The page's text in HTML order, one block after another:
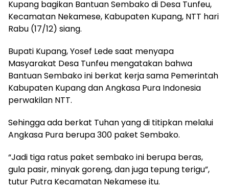
Kupang bagikan Bantuan Sembako di Desa Tunfeu,
Kecamatan Nekamese, Kabupaten Kupang, NTT hari
Rabu (17/12) siang.
Bupati Kupang, Yosef Lede saat menyapa
Masyarakat Desa Tunfeu mengatakan bahwa
Bantuan Sembako ini berkat kerja sama Pemerintah
Kabupaten Kupang dan Angkasa Pura Indonesia
perwakilan NTT.
Sehingga ada berkat Tuhan yang di titipkan melalui
Angkasa Pura berupa 300 paket Sembako.
“Jadi tiga ratus paket sembako ini berupa beras,
gula pasir, minyak goreng, dan juga tepung terigu”,
tutur Putra Kecamatan Nekamese itu.